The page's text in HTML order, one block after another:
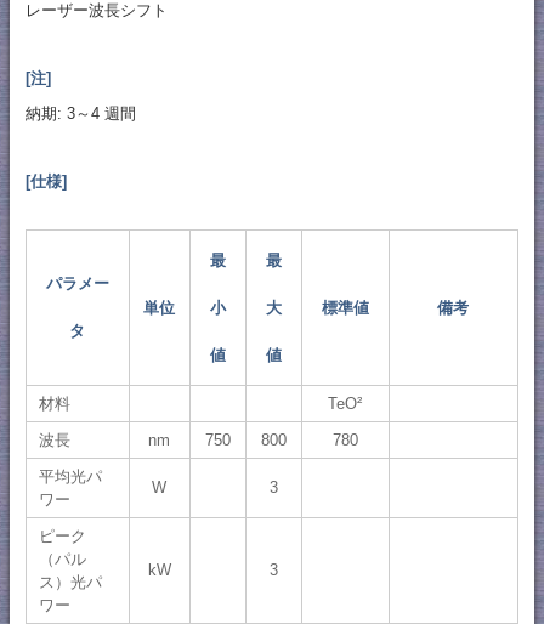
レーザー波長シフト
[注]
納期: 3～4 週間
[仕様]
パラメー
タ
単位
最
小
値
最
大
値
標準値 備考
材料
TeO²
波長
nm 750 800
780
平均光パ
ワー
W 3
ピーク
（パル
ス）光パ
ワー
kW 3